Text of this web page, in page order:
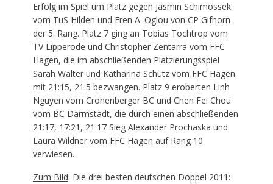
Erfolg im Spiel um Platz gegen Jasmin Schimossek
vom TuS Hilden und Eren A. Oglou von CP Gifhorn
der 5. Rang. Platz 7 ging an Tobias Tochtrop vom
TV Lipperode und Christopher Zentarra vom FFC
Hagen, die im abschließenden Platzierungsspiel
Sarah Walter und Katharina Schütz vom FFC Hagen
mit 21:15, 21:5 bezwangen. Platz 9 eroberten Linh
Nguyen vom Cronenberger BC und Chen Fei Chou
vom BC Darmstadt, die durch einen abschließenden
21:17, 17:21, 21:17 Sieg Alexander Prochaska und
Laura Wildner vom FFC Hagen auf Rang 10
verwiesen.
Zum Bild: Die drei besten deutschen Doppel 2011: